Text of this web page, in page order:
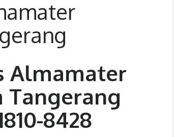
Almamater
Tangerang
8428